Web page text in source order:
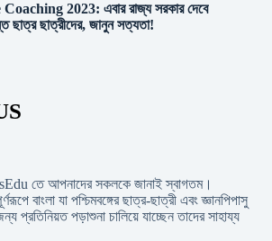
2023: এবার রাজ্য সরকার দেবে
ছাত্র ছাত্রীদের, জানুন সত্যতা!
তে আপনাদের সকলকে জানাই স্বাগতম।
বাংলা যা পশ্চিমবঙ্গের ছাত্র-ছাত্রী এবং জ্ঞানপিপাসু
প্রতিনিয়ত পড়াশুনা চালিয়ে যাচ্ছেন তাদের সাহায্য